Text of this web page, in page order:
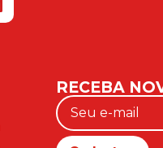
RECEBA